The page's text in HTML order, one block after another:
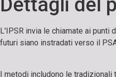
Dettagli del
L'IPSR invia le chiamate ai punti
futuri siano instradati verso il
I metodi includono le tradizionali